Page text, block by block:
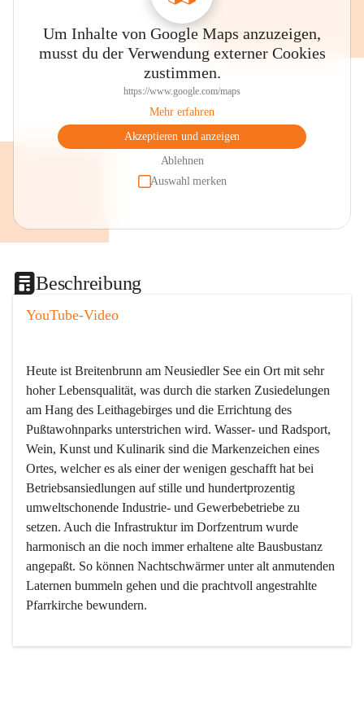
Um Inhalte von Google Maps anzuzeigen,
musst du der Verwendung externer Cookies
zustimmen.
https://www.google.com/maps
Mehr erfahren
Akzeptieren und anzeigen
Ablehnen
Auswahl merken
Beschreibung
YouTube-Video
Heute ist Breitenbrunn am Neusiedler See ein Ort mit sehr
hoher Lebensqualität, was durch die starken Zusiedelungen
am Hang des Leithagebirges und die Errichtung des
Pußtawohnparks unterstrichen wird. Wasser- und Radsport,
Wein, Kunst und Kulinarik sind die Markenzeichen eines
Ortes, welcher es als einer der wenigen geschafft hat bei
Betriebsansiedlungen auf stille und hundertprozentig
umweltschonende Industrie- und Gewerbebetriebe zu
setzen. Auch die Infrastruktur im Dorfzentrum wurde
harmonisch an die noch immer erhaltene alte Bausbustanz
angepaßt. So können Nachtschwärmer unter alt anmutenden
Laternen bummeln gehen und die prachtvoll angestrahlte
Pfarrkirche bewundern.
Der Weinbau dominert heute nicht mehr, ist aber integrativer